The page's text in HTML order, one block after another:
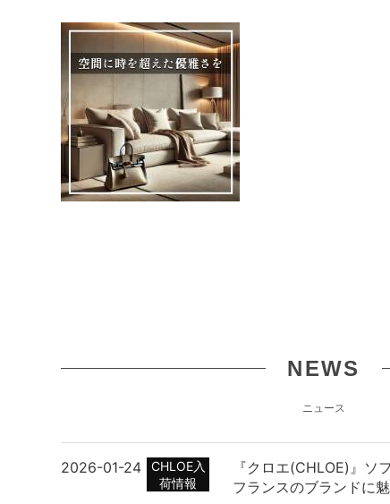
NEWS
ニュース
2026-01-24
CHLOE入
荷情報
『クロエ(CHLOE)』ソ
フランスのブランドに